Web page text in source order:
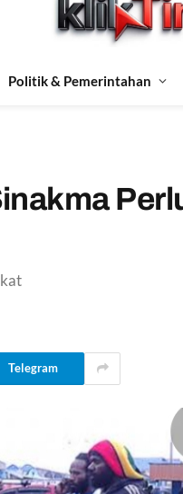
Politik & Pemerintahan
Telegram